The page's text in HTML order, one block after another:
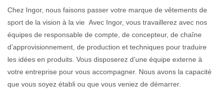
Chez Ingor, nous faisons passer votre marque de vêtements de
sport de la vision à la vie Avec Ingor, vous travaillerez avec nos
équipes de responsable de compte, de concepteur, de chaîne
d’approvisionnement, de production et techniques pour traduire
les idées en produits. Vous disposerez d’une équipe externe à
votre entreprise pour vous accompagner. Nous avons la capacité
que vous soyez établi ou que vous veniez de démarrer.